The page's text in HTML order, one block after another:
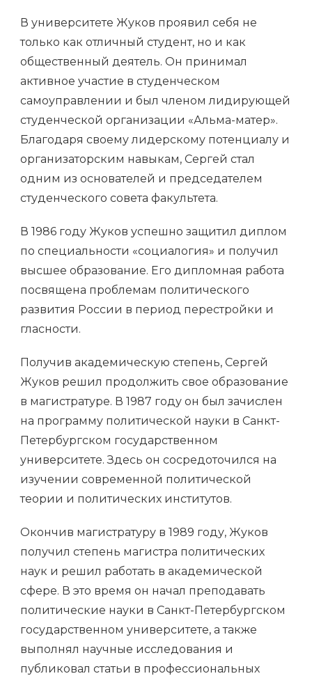
В университете Жуков проявил себя не
только как отличный студент, но и как
общественный деятель. Он принимал
активное участие в студенческом
самоуправлении и был членом лидирующей
студенческой организации «Альма-матер».
Благодаря своему лидерскому потенциалу и
организаторским навыкам, Сергей стал
одним из основателей и председателем
студенческого совета факультета.
В 1986 году Жуков успешно защитил диплом
по специальности «социалогия» и получил
высшее образование. Его дипломная работа
посвящена проблемам политического
развития России в период перестройки и
гласности.
Получив академическую степень, Сергей
Жуков решил продолжить свое образование
в магистратуре. В 1987 году он был зачислен
на программу политической науки в Санкт-
Петербургском государственном
университете. Здесь он сосредоточился на
изучении современной политической
теории и политических институтов.
Окончив магистратуру в 1989 году, Жуков
получил степень магистра политических
наук и решил работать в академической
сфере. В это время он начал преподавать
политические науки в Санкт-Петербургском
государственном университете, а также
выполнял научные исследования и
публиковал статьи в профессиональных